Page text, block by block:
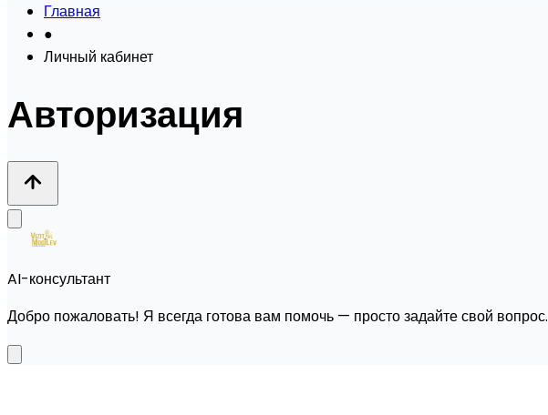
Главная
●
Личный кабинет
Авторизация
AI-консультант
Добро пожаловать! Я всегда готова вам помочь — просто задайте свой вопрос.